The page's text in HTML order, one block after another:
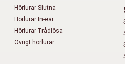
Hörlurar Slutna
Hörlurar In-ear
Hörlurar Trådlösa
Övrigt hörlurar